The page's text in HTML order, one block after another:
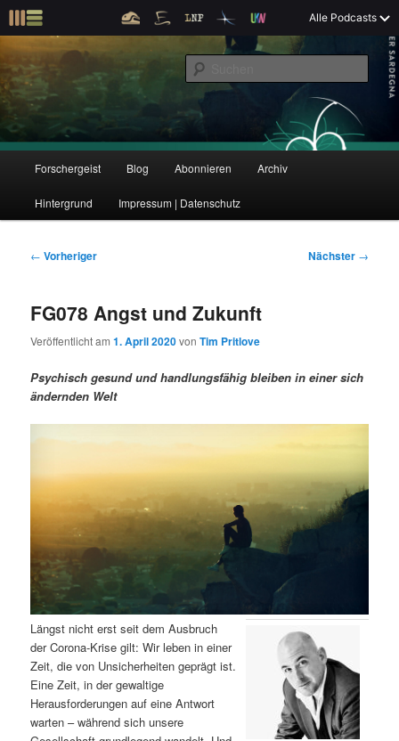
m
p
r
i
ä
Alle Podcasts
Forschergeist
Der Interview-Podcast zu Bildung und Forschung
u
e
p
Z
u
r
m
ä
r
n
I
n
h
a
Z
u
e
u
n
d
r
e
n
I
n
Forschergeist Blog Abonnieren Archiv
Hintergrund Impressum | Datenschutz
B
t
a
s
n
a
v
g
a
t
i
o
n
← Vorheriger Nächster →
FG078 Angst und Zukunft
Veröffentlicht am1. April 2020vonTim Pritlove
Psychisch gesund und handlungsfähig bleiben in einer sich
ändernden Welt
Längst nicht erst seit dem Ausbruch
der Corona-Krise gilt: Wir leben in einer
Zeit, die von Unsicherheiten geprägt ist.
Eine Zeit, in der gewaltige
Herausforderungen auf eine Antwort
warten – während sich unsere